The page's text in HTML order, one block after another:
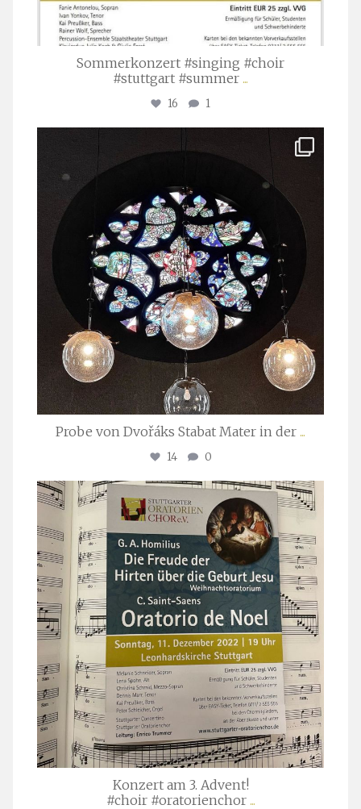
Sommerkonzert #singing #choir
#stuttgart #summer ...
16 1
Apr. 1
Probe von Dvořáks Stabat Mater in der ...
14 0
stuttgarter_oratorienchor
Nov. 29
Konzert am 3. Advent!
#choir #oratorienchor ...